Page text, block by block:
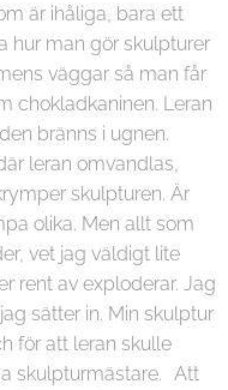
är ihåliga, bara ett
hur man gör skulpturer
väggar så man får
chokladkaninen. Leran
bränns i ugnen.
leran omvandlas,
skulpturen. Är
olika. Men allt som
vet jag väldigt lite
rent av exploderar. Jag
sätter in. Min skulptur
för att leran skulle
skulpturmästare. Att